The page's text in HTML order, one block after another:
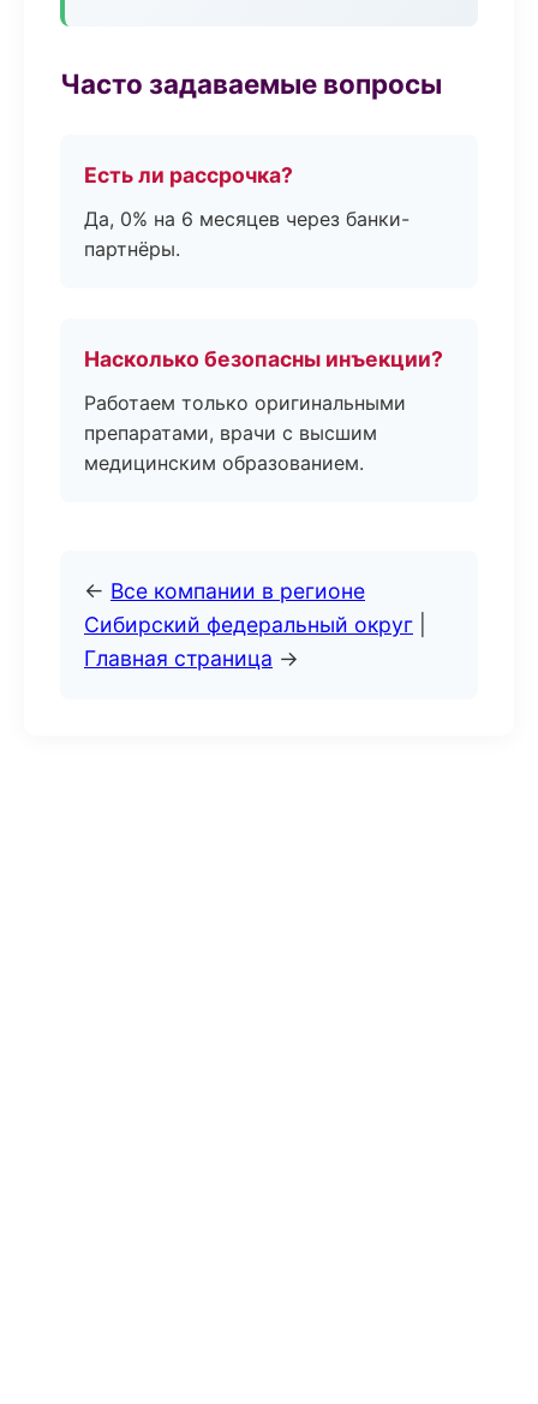
Часто задаваемые вопросы
Есть ли рассрочка?
Да, 0% на 6 месяцев через банки-
партнёры.
Насколько безопасны инъекции?
Работаем только оригинальными
препаратами, врачи с высшим
медицинским образованием.
← Все компании в регионе
Сибирский федеральный округ
Главная страница →